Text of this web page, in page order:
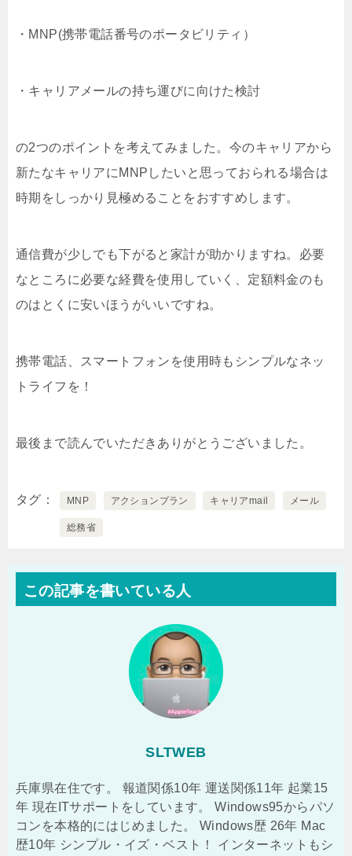
・MNP(携帯電話番号のポータビリティ）
・キャリアメールの持ち運びに向けた検討
の2つのポイントを考えてみました。今のキャリアから
新たなキャリアにMNPしたいと思っておられる場合は
時期をしっかり見極めることをおすすめします。
通信費が少しでも下がると家計が助かりますね。必要
なところに必要な経費を使用していく、定額料金のも
のはとくに安いほうがいいですね。
携帯電話、スマートフォンを使用時もシンプルなネッ
トライフを！
最後まで読んでいただきありがとうございました。
タグ MNP アクションプラン キャリアmail メール
総務省
この記事を書いている人
SLTWEB
兵庫県在住です。 報道関係10年 運送関係11年 起業15
年 現在ITサポートをしています。 Windows95からパソ
コンを本格的にはじめました。 Windows歴 26年 Mac
歴10年 シンプル・イズ・ベスト！ インターネットもシ